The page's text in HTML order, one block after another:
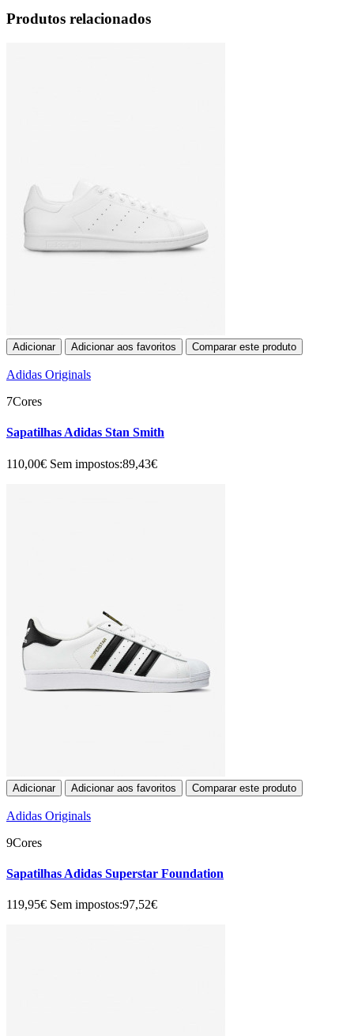
Produtos relacionados
Adicionar Adicionar aos favoritos Comparar este produto
Adidas Originals
7Cores
Sapatilhas Adidas Stan Smith
110,00€ Sem impostos:89,43€
Adicionar Adicionar aos favoritos Comparar este produto
Adidas Originals
9Cores
Sapatilhas Adidas Superstar Foundation
119,95€ Sem impostos:97,52€